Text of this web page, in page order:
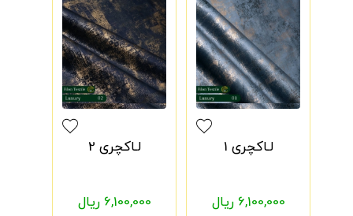
لـاکچری 1
6,100,000 ریال
لـاکچری 2
6,100,000 ریال